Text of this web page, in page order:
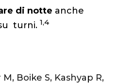
di notte anche
turni. 1,4
Boike S, Kashyap R,